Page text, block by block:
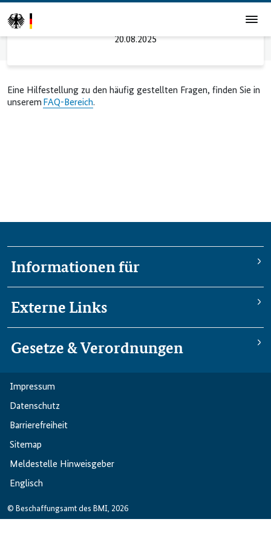
20.08.2025
Eine Hilfestellung zu den häufig gestellten Fragen, finden Sie in
unserem FAQ-Bereich.
Informationen für
Externe Links
Gesetze & Verordnungen
Impressum
Datenschutz
Barriere­freiheit
Sitemap
Meldestelle Hinweisgeber
Englisch
© Beschaffungsamt des BMI, 2026